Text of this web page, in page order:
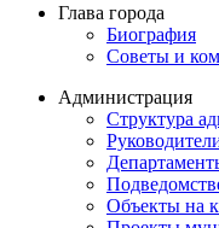
Глава города
Биография
Советы и
Администрация
Структура
Объекты на